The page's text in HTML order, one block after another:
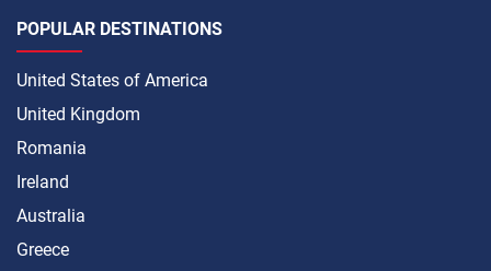
POPULAR DESTINATIONS
United States of America
United Kingdom
Romania
Ireland
Australia
Greece